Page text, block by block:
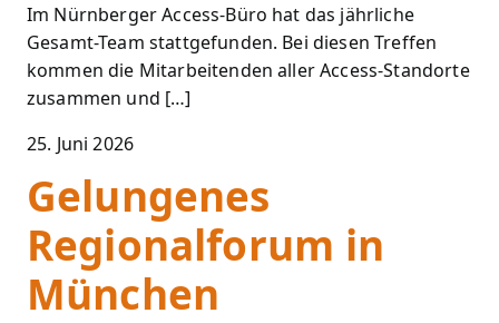
Im Nürnberger Access-Büro hat das jährliche
Gesamt-Team stattgefunden. Bei diesen Treffen
kommen die Mitarbeitenden aller Access-Standorte
zusammen und […]
25. Juni 2026
Gelungenes
Regionalforum in
München